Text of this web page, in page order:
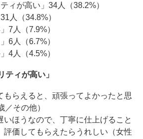
ィが高い」34人（38.2%）
人（34.8%）
7人（7.9%）
6人（6.7%）
4人（4.5%）
ティが高い」
もらえると、頑張ってよかったと思
／その他）
いほうなので、丁寧に仕上げること
評価してもらえたらうれしい（女性